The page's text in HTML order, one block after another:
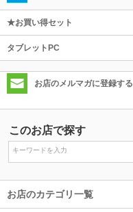
★お買い得セット
タブレットPC
お店のメルマガに登録する
このお店で探す
お店のカテゴリ一覧